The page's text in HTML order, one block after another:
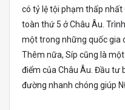
có tỷ lệ tội phạm thấp nhất
toàn thứ 5 ở Châu Âu.
một trong những quốc gia
Thêm nữa, Síp cũng là
điểm của Châu Âu. Đầu tư
đường nhanh chóng giúp